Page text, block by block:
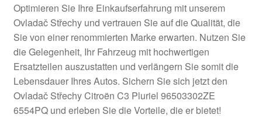
Zahlungen
Optimieren Sie Ihre Einkaufserfahrung mit unserem
Ovladač Střechy und vertrauen Sie auf die Qualität, die
Sie von einer renommierten Marke erwarten. Nutzen Sie
die Gelegenheit, Ihr Fahrzeug mit hochwertigen
Ersatzteilen auszustatten und verlängern Sie somit die
Lebensdauer Ihres Autos. Sichern Sie sich jetzt den
Ovladač Střechy Citroën C3 Pluriel 96503302ZE
6554PQ und erleben Sie die Vorteile, die er bietet!